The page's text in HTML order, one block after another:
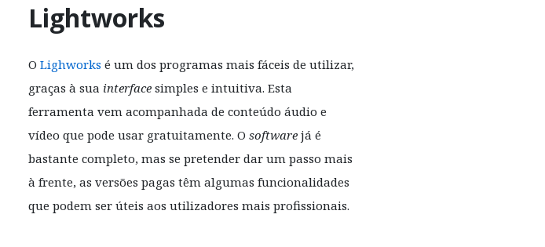
Lightworks
O Lighworks é um dos programas mais fáceis de utilizar,
graças à sua interfacesimples e intuitiva. Esta
ferramenta vem acompanhada de conteúdo áudio e
vídeo que pode usar gratuitamente. O softwarejá é
bastante completo, mas se pretender dar um passo mais
à frente, as versões pagas têm algumas funcionalidades
que podem ser úteis aos utilizadores mais profissionais.